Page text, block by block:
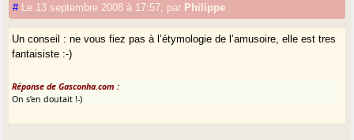
# Le 13 septembre 2008 à 17:57 par Philippe
Un conseil : ne vous fiez pas à l’étymologie de l’amusoire, elle est tres
fantaisiste :-)
Réponse de Gasconha.com :
On s’en doutait !-)